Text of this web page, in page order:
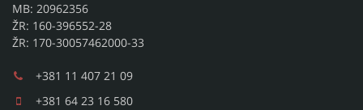
MB: 20962356
ŽR: 160-396552-28
ŽR: 170-30057462000-33
+381 11 407 21 09
+381 64 23 16 580